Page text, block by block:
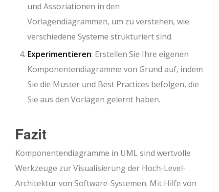
und Assoziationen in den
Vorlagendiagrammen, um zu verstehen, wie
verschiedene Systeme strukturiert sind.
Experimentieren: Erstellen Sie Ihre eigenen
Komponentendiagramme von Grund auf, indem
Sie die Muster und Best Practices befolgen, die
Sie aus den Vorlagen gelernt haben.
Fazit
Komponentendiagramme in UML sind wertvolle
Werkzeuge zur Visualisierung der Hoch-Level-
Architektur von Software-Systemen. Mit Hilfe von